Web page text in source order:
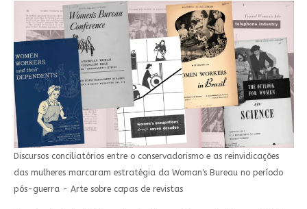
Discursos conciliatórios entre o conservadorismo e as reinvidicações
das mulheres marcaram estratégia da Woman's Bureau no período
pós-guerra - Arte sobre capas de revistas